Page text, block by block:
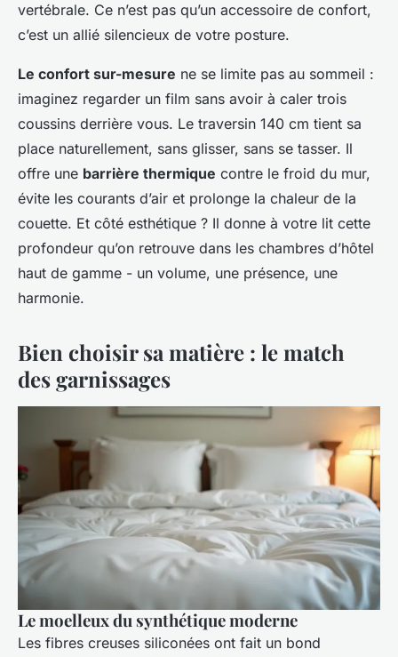
vertébrale. Ce n’est pas qu’un accessoire de confort,
c’est un allié silencieux de votre posture.
Le confort sur-mesure ne se limite pas au sommeil :
imaginez regarder un film sans avoir à caler trois
coussins derrière vous. Le traversin 140 cm tient sa
place naturellement, sans glisser, sans se tasser. Il
offre une barrière thermique contre le froid du mur,
évite les courants d’air et prolonge la chaleur de la
couette. Et côté esthétique ? Il donne à votre lit cette
profondeur qu’on retrouve dans les chambres d’hôtel
haut de gamme - un volume, une présence, une
harmonie.
Bien choisir sa matière : le match
des garnissages
Le moelleux du synthétique moderne
Les fibres creuses siliconées ont fait un bond